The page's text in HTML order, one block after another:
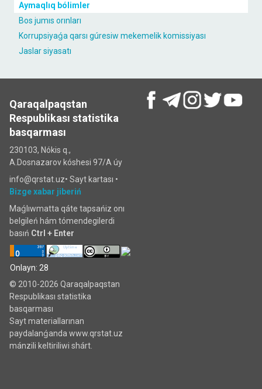
Aymaqlıq bólimler
Bos jumıs orınları
Korrupsiyaǵa qarsı gúresiw mekemelik komissiyası
Jaslar siyasatı
Qaraqalpaqstan
Respublikası statistika
basqarması
230103, Nókis q.,
A.Dosnazarov kóshesi 97/A úy
info@qrstat.uz• Sayt kartası •
Bizge xabar jiberiń
Maǵlıwmatta qáte tapsańiz onı
belgileń hám tómendegilerdi
basıń Ctrl + Enter
Onlayn: 28
© 2010-2026 Qaraqalpaqstan
Respublikası statistika
basqarması
Sayt materiallarınan
paydalanǵanda www.qrstat.uz
mánzili keltiriliwi shárt.